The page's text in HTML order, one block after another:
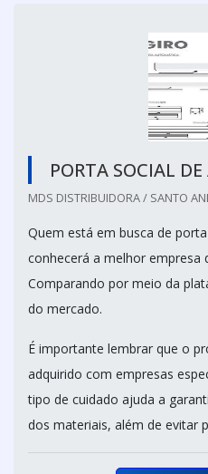
PORTA SOCIAL
MDS DISTRIBUIDORA / SANTO
Quem está em busca de
conhecerá a melhor empresa
Comparando por meio da
do mercado.
É importante lembrar que o
adquirido com empresas
tipo de cuidado ajuda a
dos materiais, além de evitar